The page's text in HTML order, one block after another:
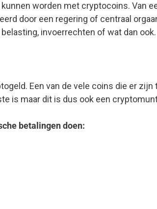
worden met cryptocoins. Van
door een regering of centraal
invoerrechten of wat dan ook.
Een van de vele coins die er
is maar dit is dus ook een
betalingen doen: